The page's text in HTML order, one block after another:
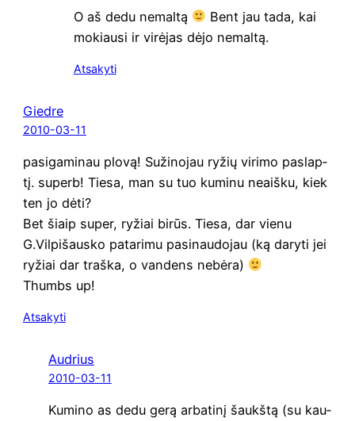
O aš dedu nemal­tą
Bent jau tada, kai
mokiau­si ir virė­jas dėjo nemaltą.
Atsakyti
Giedre
2010-03-11
pasi­ga­mi­nau plo­vą! Suži­no­jau ryžių viri­mo paslap­
tį. superb! Tie­sa, man su tuo kumi­nu neaiš­ku, kiek
ten jo dėti?
Bet šiaip super, ryžiai birūs. Tie­sa, dar vie­nu
G.Vilpišausko pata­ri­mu pasi­nau­do­jau (ką dary­ti jei
ryžiai dar traš­ka, o van­dens nebėra)
Thumbs up!
Atsakyti
Audrius
2010-03-11
Kumi­no as dedu gerą arba­ti­nį šaukš­tą (su kau­